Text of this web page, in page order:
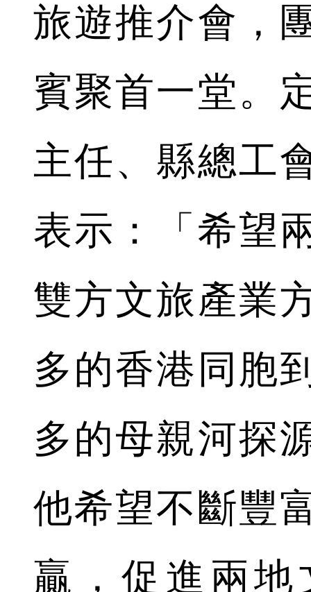
旅遊推介會，
賓聚首一堂。
主任、縣總工
表示：「希望
雙方文旅產業
多的香港同胞
多的母親河探
他希望不斷豐
贏，促進兩